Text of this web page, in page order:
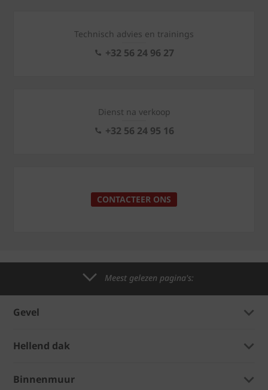
Technisch advies en trainings
+32 56 24 96 27
Dienst na verkoop
+32 56 24 95 16
CONTACTEER ONS
Meest gelezen pagina's:
Gevel
Hellend dak
Binnenmuur